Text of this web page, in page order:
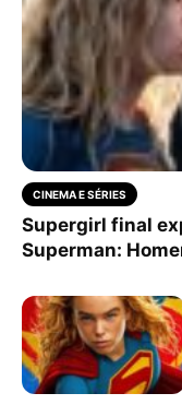
CINEMA E SÉRIES
Supergirl final
Superman: